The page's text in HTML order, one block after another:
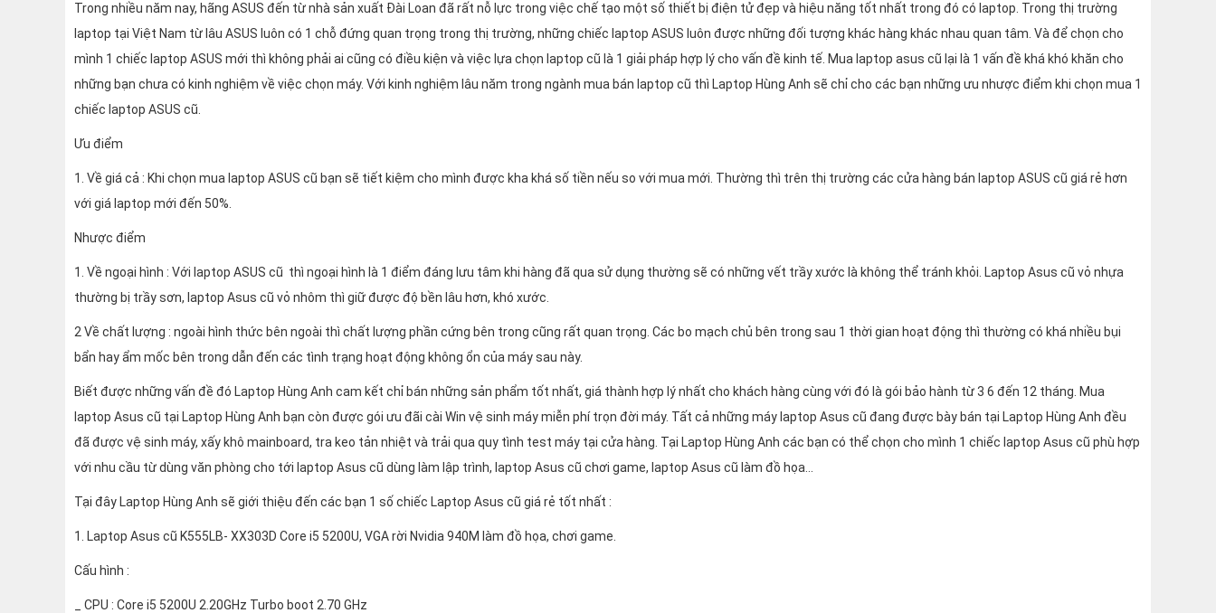
Trong nhiều năm nay, hãng ASUS đến từ nhà sản xuất Đài Loan đã rất nỗ lực trong việc chế tạo một số thiết bị điện tử đẹp và hiệu năng tốt nhất trong đó có laptop. Trong thị trường
laptop tại Việt Nam từ lâu ASUS luôn có 1 chỗ đứng quan trọng trong thị trường, những chiếc laptop ASUS luôn được những đối tượng khác hàng khác nhau quan tâm. Và để chọn cho
mình 1 chiếc laptop ASUS mới thì không phải ai cũng có điều kiện và việc lựa chọn laptop cũ là 1 giải pháp hợp lý cho vấn đề kinh tế. Mua laptop asus cũ lại là 1 vấn đề khá khó khăn cho
những bạn chưa có kinh nghiệm về việc chọn máy. Với kinh nghiệm lâu năm trong ngành mua bán laptop cũ thì Laptop Hùng Anh sẽ chỉ cho các bạn những ưu nhược điểm khi chọn mua 1
chiếc laptop ASUS cũ.
Ưu điểm
1. Về giá cả : Khi chọn mua laptop ASUS cũ bạn sẽ tiết kiệm cho mình được kha khá số tiền nếu so với mua mới. Thường thì trên thị trường các cửa hàng bán laptop ASUS cũ giá rẻ hơn
với giá laptop mới đến 50%.
Nhược điểm
1. Về ngoại hình : Với laptop ASUS cũ thì ngoại hình là 1 điểm đáng lưu tâm khi hàng đã qua sử dụng thường sẽ có những vết trầy xước là không thể tránh khỏi. Laptop Asus cũ vỏ nhựa
thường bị trầy sơn, laptop Asus cũ vỏ nhôm thì giữ được độ bền lâu hơn, khó xước.
2 Về chất lượng : ngoài hình thức bên ngoài thì chất lượng phần cứng bên trong cũng rất quan trọng. Các bo mạch chủ bên trong sau 1 thời gian hoạt động thì thường có khá nhiều bụi
bẩn hay ẩm mốc bên trong dẫn đến các tình trạng hoạt động không ổn của máy sau này.
Biết được những vấn đề đó Laptop Hùng Anh cam kết chỉ bán những sản phẩm tốt nhất, giá thành hợp lý nhất cho khách hàng cùng với đó là gói bảo hành từ 3 6 đến 12 tháng. Mua
laptop Asus cũ tại Laptop Hùng Anh bạn còn được gói ưu đãi cài Win vệ sinh máy miễn phí trọn đời máy. Tất cả những máy laptop Asus cũ đang được bày bán tại Laptop Hùng Anh đều
đã được vệ sinh máy, xấy khô mainboard, tra keo tản nhiệt và trải qua quy tình test máy tại cửa hàng. Tại Laptop Hùng Anh các bạn có thể chọn cho mình 1 chiếc laptop Asus cũ phù hợp
với nhu cầu từ dùng văn phòng cho tới laptop Asus cũ dùng làm lập trình, laptop Asus cũ chơi game, laptop Asus cũ làm đồ họa...
Tại đây Laptop Hùng Anh sẽ giới thiệu đến các bạn 1 số chiếc Laptop Asus cũ giá rẻ tốt nhất :
1. Laptop Asus cũ K555LB- XX303D Core i5 5200U, VGA rời Nvidia 940M làm đồ họa, chơi game.
Cấu hình :
_ CPU : Core i5 5200U 2.20GHz Turbo boot 2.70 GHz